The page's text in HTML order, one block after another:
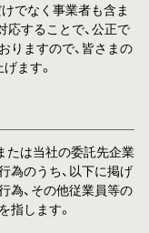
けでなく事業者も含ま
応することで、公正で
りますので、皆さまの
ます。
たは当社の委託先企業
為のうち、以下に掲げ
為、その他従業員等の
指します。